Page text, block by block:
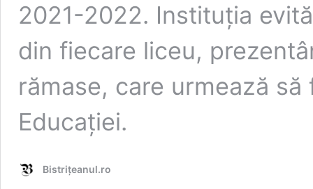
2021-2022. Instituția
din fiecare liceu,
rămase, care urmează
Educației.
Bistrițeanul.ro